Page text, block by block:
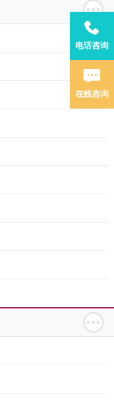
电话咨询
在线咨询